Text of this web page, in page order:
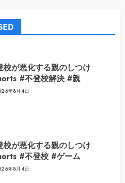
校が悪化する親のしつけ
#不登校解決 #親
年8月4日
校が悪化する親のしつけ
#不登校 #ゲーム
年8月4日